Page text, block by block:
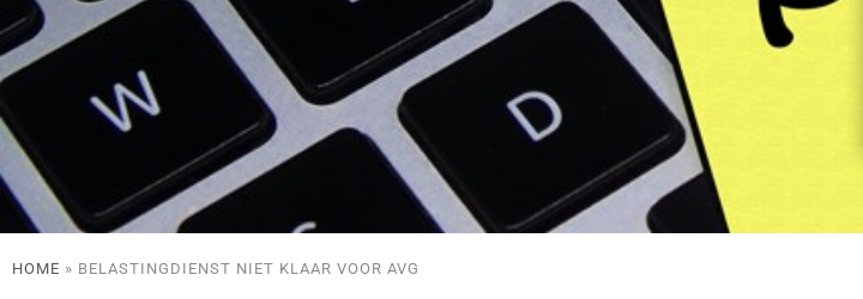
HOME » BELASTINGDIENST NIET KLAAR VOOR AVG